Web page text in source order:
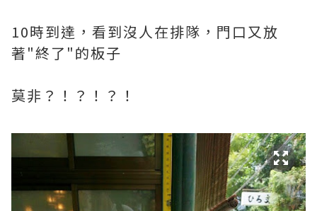
10時到達，看到沒人在排隊，門口又放
著"終了"的板子
莫非？！？！？！